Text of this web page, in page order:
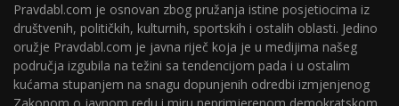
Pravdabl.com je osnovan zbog pružanja istine posjetiocima iz
društvenih, političkih, kulturnih, sportskih i ostalih oblasti. Jedino
oružje Pravdabl.com je javna riječ koja je u medijima našeg
područja izgubila na težini sa tendencijom pada i u ostalim
kućama stupanjem na snagu dopunjenih odredbi izmjenjenog